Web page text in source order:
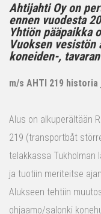
Ahtijahti Oy on
ennen vuodesta
Yhtiön pääpaikka
Vuoksen
koneiden-,
m/s AHTI 219
Alus on alkuperältään
219 (transportbåt
telakkassa Tukholman
ja tuotiin meriteitse
Alukseen tehtiin
ohjaamo/salonki